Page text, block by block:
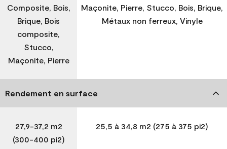
Composite, Bois,
Brique, Bois
composite,
Stucco,
Maçonite, Pierre
Maçonite, Pierre, Stucco, Bois, Brique,
Métaux non ferreux, Vinyle
Rendement en surface
27,9-37,2 m2
(300-400 pi2)
25,5 à 34,8 m2 (275 à 375 pi2)